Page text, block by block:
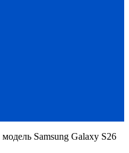
Samsung Galaxy S26